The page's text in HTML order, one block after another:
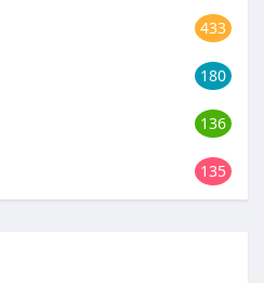
433
180
136
135